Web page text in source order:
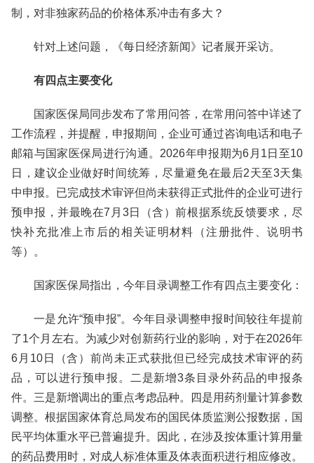
制，对非独家药品的价格体系冲击有多大？
针对上述问题，《每日经济新闻》记者展开采访。
有四点主要变化
国家医保局同步发布了常用问答，在常用问答中详述了
工作流程，并提醒，申报期间，企业可通过咨询电话和电子
邮箱与国家医保局进行沟通。2026年申报期为6月1日至10
日，建议企业做好时间统筹，尽量避免在最后2天至3天集
中申报。已完成技术审评但尚未获得正式批件的企业可进行
预申报，并最晚在7月3日（含）前根据系统反馈要求，尽
快补充批准上市后的相关证明材料（注册批件、说明书
等）。
国家医保局指出，今年目录调整工作有四点主要变化：
一是允许“预申报”。今年目录调整申报时间较往年提前
了1个月左右。为减少对创新药行业的影响，对于在2026年
6月10日（含）前尚未正式获批但已经完成技术审评的药
品，可以进行预申报。二是新增3条目录外药品的申报条
件。三是新增调出的重点考虑品种。四是用药剂量计算参数
调整。根据国家体育总局发布的国民体质监测公报数据，国
民平均体重水平已普遍提升。因此，在涉及按体重计算用量
的药品费用时，对成人标准体重及体表面积进行相应修改。